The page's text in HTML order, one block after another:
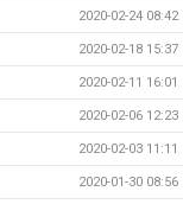
2020-02-24 08:42
2020-02-18 15:37
2020-02-11 16:01
2020-02-06 12:23
2020-02-03 11:11
2020-01-30 08:56